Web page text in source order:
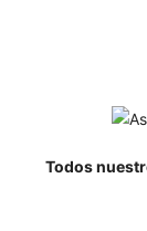
Todos